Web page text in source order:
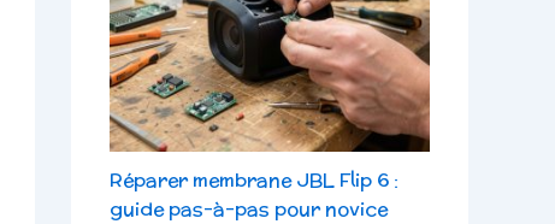
Réparer membrane JBL Flip 6 :
guide pas-à-pas pour novice